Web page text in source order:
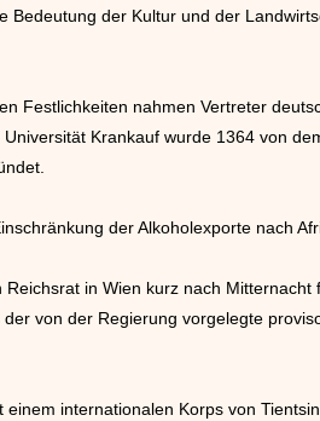
der Kultur und der
Festlichkeiten nahmen Vertreter
Krankauf wurde 1364 von
der Alkoholexporte nach
in Wien kurz nach
von der Regierung vorgelegte
internationalen Korps von